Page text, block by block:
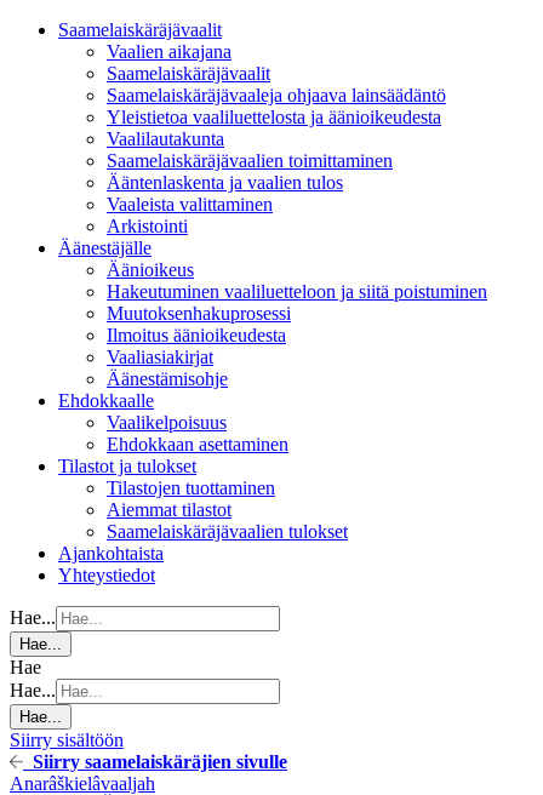
Saamelaiskäräjävaalit
Vaalien aikajana
Saamelaiskäräjävaalit
Saamelaiskäräjävaaleja ohjaava lainsäädäntö
Yleistietoa vaaliluettelosta ja äänioikeudesta
Vaalilautakunta
Saamelaiskäräjävaalien toimittaminen
Ääntenlaskenta ja vaalien tulos
Vaaleista valittaminen
Arkistointi
Äänestäjälle
Äänioikeus
Hakeutuminen vaaliluetteloon ja siitä poistuminen
Muutoksenhakuprosessi
Ilmoitus äänioikeudesta
Vaaliasiakirjat
Äänestämisohje
Ehdokkaalle
Vaalikelpoisuus
Ehdokkaan asettaminen
Tilastot ja tulokset
Tilastojen tuottaminen
Aiemmat tilastot
Saamelaiskäräjävaalien tulokset
Ajankohtaista
Yhteystiedot
Hae...
Hae...
Hae
Hae...
Hae...
Siirry sisältöön
Siirry saamelaiskäräjien sivulle
Anarâškielâvaaljah